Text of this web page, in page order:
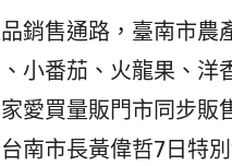
銷售通路，臺南市農
小番茄、火龍果、洋
愛買量販門市同步
南市長黃偉哲7日特